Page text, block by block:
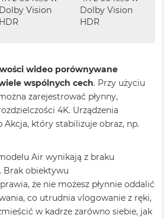
Dolby Vision
HDR
Dolby Vision
HDR
wideo porównywane
wspólnych cech. Przy użyciu
zarejestrować płynny,
4K. Urządzenia
Akcja, który stabilizuje obraz, np.
Air wynikają z braku
Brak obiektywu
że nie możesz płynnie oddalić
co utrudnia vlogowanie z ręki,
w kadrze zarówno siebie, jak